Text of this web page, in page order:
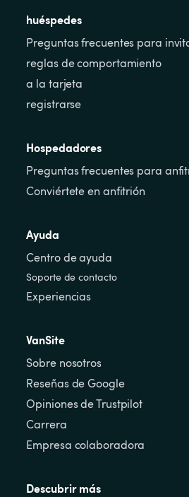
huéspedes
Preguntas frecuentes para
reglas de comportamiento
a la tarjeta
registrarse
Hospedadores
Preguntas frecuentes para
Conviértete en anfitrión
Ayuda
Centro de ayuda
Soporte de contacto
Experiencias
VanSite
Sobre nosotros
Reseñas de Google
Opiniones de Trustpilot
Carrera
Empresa colaboradora
Descubrir más